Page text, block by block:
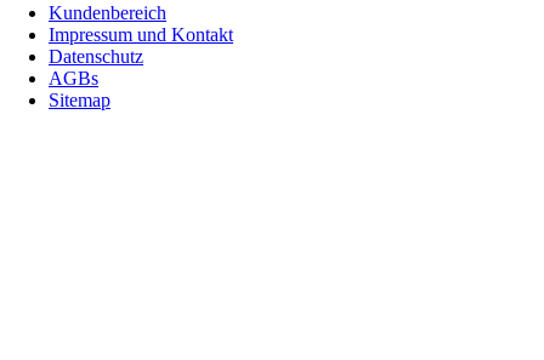
Kundenbereich
Impressum und Kontakt
Datenschutz
AGBs
Sitemap